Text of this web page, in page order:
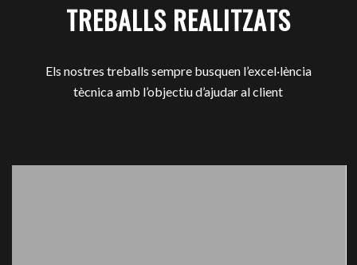
TREBALLS REALITZATS
Els nostres treballs sempre busquen l’excel·lència
tècnica amb l’objectiu d’ajudar al client